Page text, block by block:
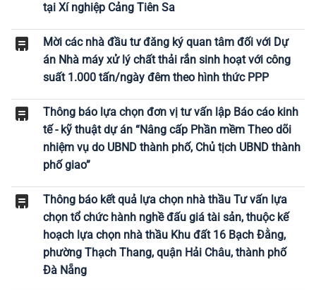
tại Xí nghiệp Cảng Tiên Sa
Mời các nhà đầu tư đăng ký quan tâm đối với Dự
án Nhà máy xử lý chất thải rắn sinh hoạt với công
suất 1.000 tấn/ngày đêm theo hình thức PPP
Thông báo lựa chọn đơn vị tư vấn lập Báo cáo kinh
tế - kỹ thuật dự án “Nâng cấp Phần mềm Theo dõi
nhiệm vụ do UBND thành phố, Chủ tịch UBND thành
phố giao”
Thông báo kết quả lựa chọn nhà thầu Tư vấn lựa
chọn tổ chức hành nghề đấu giá tài sản, thuộc kế
hoạch lựa chọn nhà thầu Khu đất 16 Bạch Đằng,
phường Thạch Thang, quận Hải Châu, thành phố
Đà Nẵng